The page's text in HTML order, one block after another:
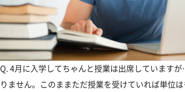
Q. 4月に入学してちゃんと授業は出席しています
りません。このままただ授業を受けていれば単位